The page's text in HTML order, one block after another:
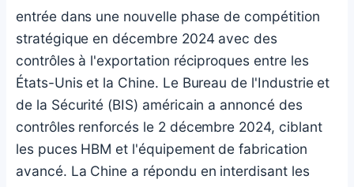
entrée dans une nouvelle phase de compétition
stratégique en décembre 2024 avec des
contrôles à l'exportation réciproques entre les
États-Unis et la Chine. Le Bureau de l'Industrie et
de la Sécurité (BIS) américain a annoncé des
contrôles renforcés le 2 décembre 2024, ciblant
les puces HBM et l'équipement de fabrication
avancé. La Chine a répondu en interdisant les